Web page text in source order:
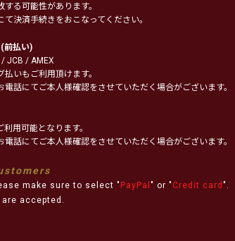
る可能性があります。
決済手続きをおこなってください。
(前払い)
/ JCB / AMEX
いもご利用頂けます。
話にてご本人様確認をさせていただく場合がございます。
用可能となります。
話にてご本人様確認をさせていただく場合がございます。
make sure to select " PayPal " or " Credit card ".
accepted.